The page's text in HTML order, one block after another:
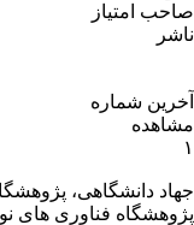
صاحب امتیاز
ناشر
آخرین شماره
مشاهده
۱
جهاد دانشگاهی،
پژوهشگاه فناوری های